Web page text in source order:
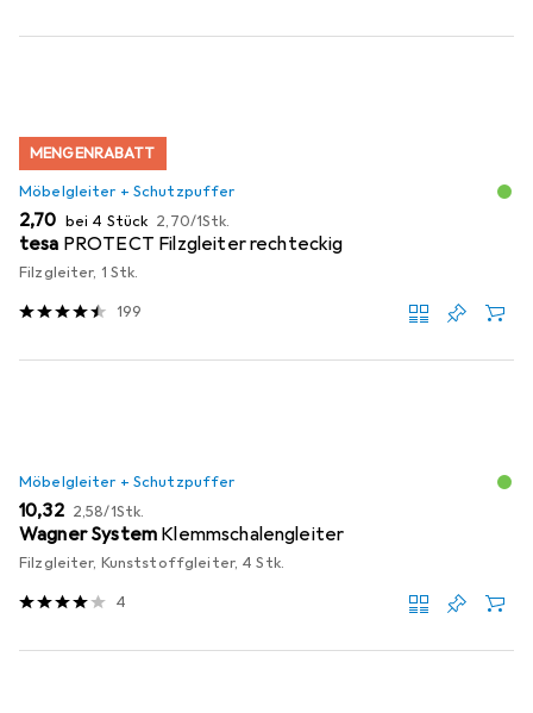
MENGENRABATT
Möbelgleiter + Schutzpuffer
EUR
2,70 bei 4 Stück EUR
2,70/1Stk.
tesa PROTECT Filzgleiter rechteckig
Filzgleiter, 1 Stk.
199
Möbelgleiter + Schutzpuffer
EUR
10,32 EUR
2,58/1Stk.
Wagner System Klemmschalengleiter
Filzgleiter, Kunststoffgleiter, 4 Stk.
4